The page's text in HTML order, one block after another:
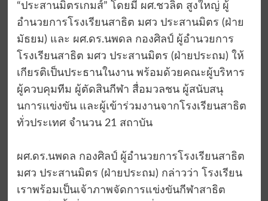
“ประสานมิตรเกมส์” โดยมี ผศ.ชวลิต สูงใหญ่ ผู้
อำนวยการโรงเรียนสาธิต มศว ประสานมิตร (ฝ่าย
มัธยม) และ ผศ.ดร.นพดล กองศิลป์ ผู้อำนวยการ
โรงเรียนสาธิต มศว ประสานมิตร (ฝ่ายประถม) ให้
เกียรติเป็นประธานในงาน พร้อมด้วยคณะผู้บริหาร
ผู้ควบคุมทีม ผู้ตัดสินกีฬา สื่อมวลชน ผู้สนับสนุ
นการเเข่งขัน และผู้เข้าร่วมงานจากโรงเรียนสาธิต
ทั่วประเทศ จำนวน 21 สถาบัน
ผศ.ดร.นพดล กองศิลป์ ผู้อำนวยการโรงเรียนสาธิต
มศว ประสานมิตร (ฝ่ายประถม) กล่าวว่า โรงเรียน
เราพร้อมเป็นเจ้าภาพจัดการแข่งขันกีฬาสาธิต